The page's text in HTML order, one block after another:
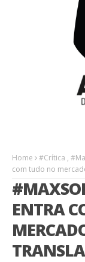
Home #Crítica ,
com tudo no
ENTRA